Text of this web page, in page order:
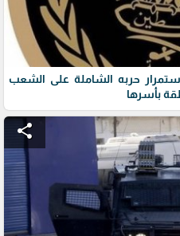
حربه الشاملة على الشعب
بأسرها
share